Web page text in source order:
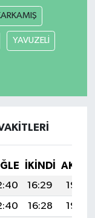
YAVUZELİ
İKINDI
16:29
19:48
16:28
19:48